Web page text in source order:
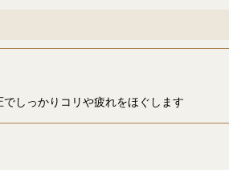
しっかりコリや疲れをほぐします